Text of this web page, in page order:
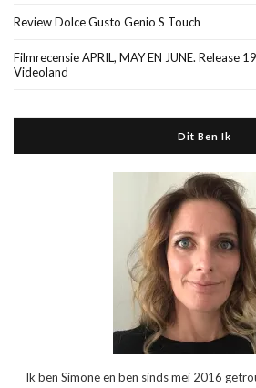
Review Dolce Gusto Genio S Touch
Filmrecensie APRIL, MAY EN JUNE. Release
Videoland
Dit Ben Ik
Ik ben Simone en ben sinds mei 2016